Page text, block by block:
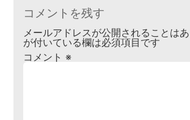
コメントを残す
メールアドレスが公開されることはあ
が付いている欄は必須項目です
コメント ※